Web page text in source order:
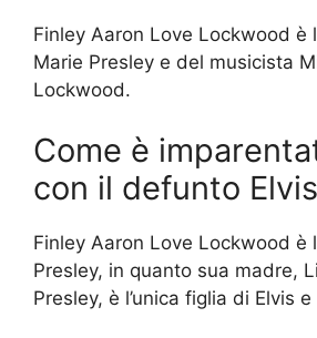
Finley Aaron Love Lockwood è
Marie Presley e del musicista
Lockwood.
Come è
con il defunto
Finley Aaron Love Lockwood è
Presley, in quanto sua madre,
Presley, è l’unica figlia di Elvis